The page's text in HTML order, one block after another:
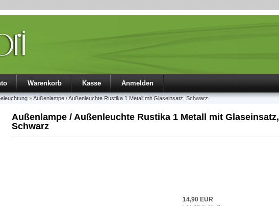
Warenkorb Kasse Anmelden
»Außenlampe / Außenleuchte Rustika 1 Metall mit Glaseinsatz, Schwarz
Außenlampe / Außenleuchte Rustika 1 Metall mit Glaseinsatz,
Schwarz
14,90 EUR